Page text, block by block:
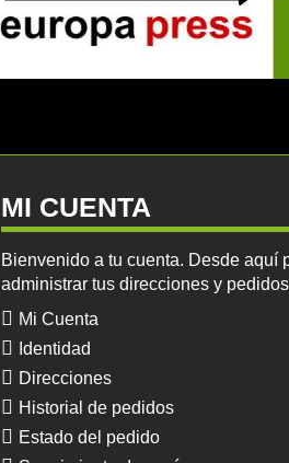
MI CUENTA
Bienvenido a tu cuenta. Desde aquí
administrar tus direcciones y
Mi Cuenta
Identidad
Direcciones
Historial de pedidos
Estado del pedido